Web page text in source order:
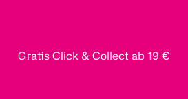
Gratis Click & Collect ab 19 €